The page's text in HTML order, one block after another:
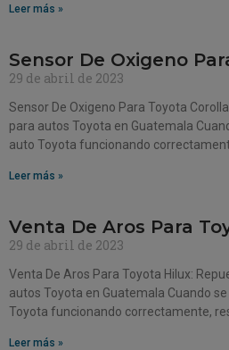
Leer más »
Sensor De Oxigeno
29 de abril de 2023
Sensor De Oxigeno Para Toyota
para autos Toyota en Guatemala
auto Toyota funcionando
Leer más »
Venta De Aros Para
29 de abril de 2023
Venta De Aros Para Toyota Hilux:
autos Toyota en Guatemala Cuando
Toyota funcionando correctamente,
Leer más »